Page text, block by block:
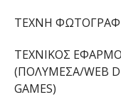
ΤΕΧΝΗ
ΤΕΧΝΙΚΟΣ
(ΠΟΛΥΜΕΣΑ/WEB
GAMES)